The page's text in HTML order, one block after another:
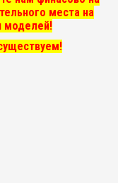
места на
моделей!